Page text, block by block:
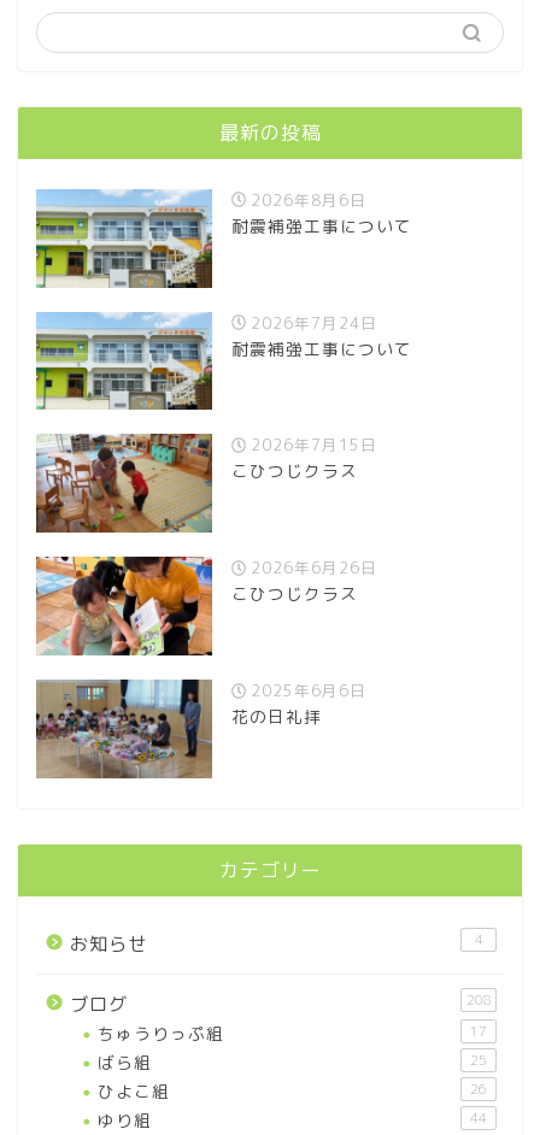
最新の投稿
2026年8月6日
耐震補強工事について
2026年7月24日
耐震補強工事について
2026年7月15日
こひつじクラス
2026年6月26日
こひつじクラス
2025年6月6日
花の日礼拝
カテゴリー
お知らせ 4
ブログ 208
ちゅうりっぷ組 17
ばら組 25
ひよこ組 26
ゆり組 44